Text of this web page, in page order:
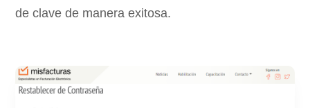
de clave de manera exitosa.